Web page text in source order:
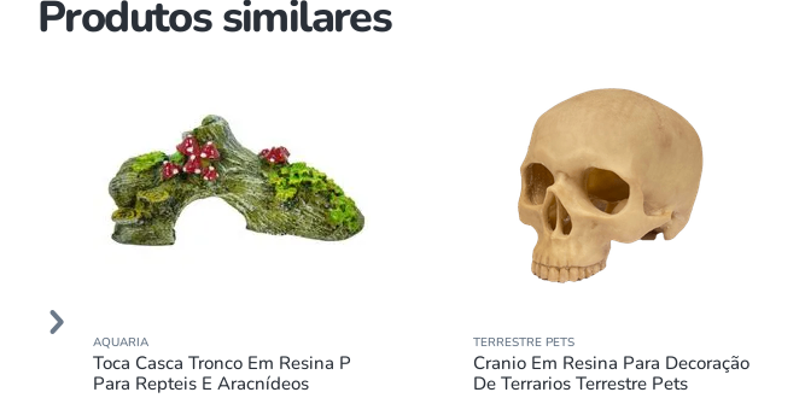
Produtos similares
AQUARIA
Toca Casca Tronco Em Resina P
Para Repteis E Aracnídeos
TERRESTRE PETS
Cranio Em Resina Para Decoração
De Terrarios Terrestre Pets